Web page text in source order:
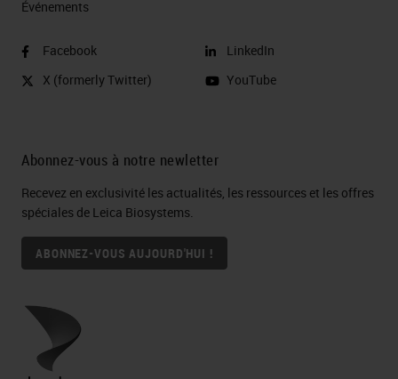
Événements
Facebook
X (formerly Twitter)
LinkedIn
YouTube
Abonnez-vous à notre newletter
Recevez en exclusivité les actualités, les ressources et les offres
spéciales de Leica Biosystems.
ABONNEZ-VOUS AUJOURD'HUI !